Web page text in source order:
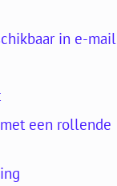
in e-mail
een rollende